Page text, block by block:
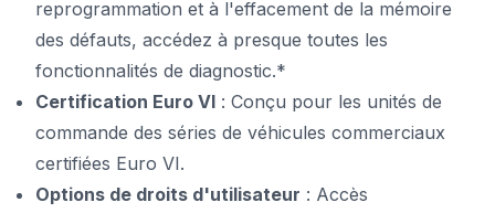
reprogrammation et à l'effacement de la mémoire
des défauts, accédez à presque toutes les
fonctionnalités de diagnostic.*
Certification Euro VI : Conçu pour les unités de
commande des séries de véhicules commerciaux
certifiées Euro VI.
Options de droits d'utilisateur : Accès